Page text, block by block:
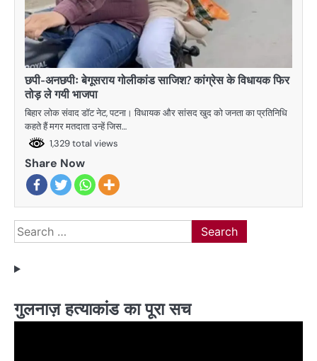
छपी-अनछपीः बेगूसराय गोलीकांड साजिश? कांग्रेस के विधायक फिर
तोड़ ले गयी भाजपा
बिहार लोक संवाद डाॅट नेट, पटना। विधायक और सांसद खुद को जनता का प्रतिनिधि
कहते हैं मगर मतदाता उन्हें जिस…
1,329 total views
Share Now
Search
for:
गुलनाज़ हत्याकांड का पूरा सच